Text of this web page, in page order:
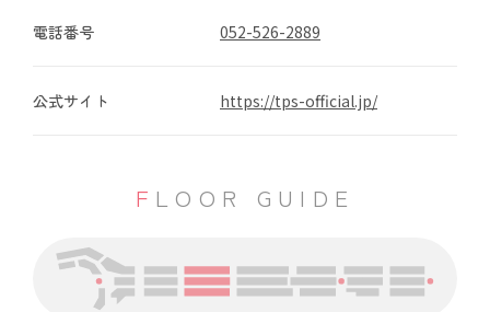
電話番号 052-526-2889
公式サイト https://tps-official.jp/
FLOOR GUIDE